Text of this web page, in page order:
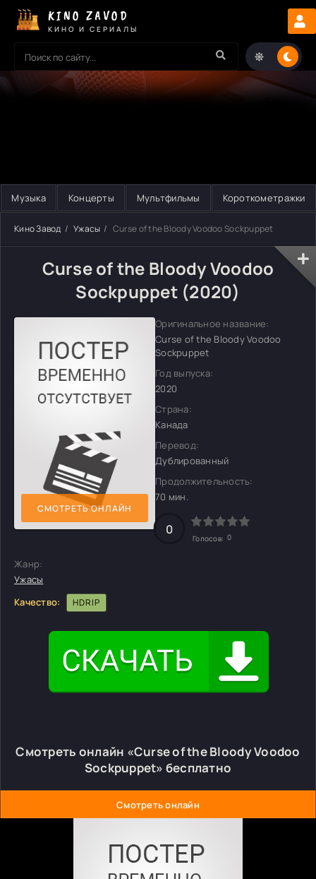
KINO ZAVOD
КИНО И СЕРИАЛЫ
Музыка Концерты Мультфильмы Короткометражки
Кино Завод Ужасы Curse of the Bloody Voodoo Sockpuppet
Curse of the Bloody Voodoo
Sockpuppet (2020)
СМОТРЕТЬ ОНЛАЙН
Оригинальное название:
Curse of the Bloody Voodoo
Sockpuppet
Год выпуска:
2020
Страна:
Канада
Перевод:
Дублированный
Продолжительность:
70 мин.
0
Голосов: 0
Жанр:
Ужасы
Качество:
HDRIP
Смотреть онлайн «Curse of the Bloody Voodoo
Sockpuppet» бесплатно
Смотреть онлайн